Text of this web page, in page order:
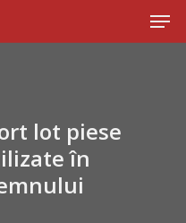
lot piese
în